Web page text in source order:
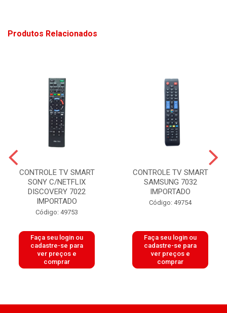
Produtos Relacionados
CONTROLE TV SMART
SONY C/NETFLIX
DISCOVERY 7022
IMPORTADO
Código: 49753
Faça seu login ou
cadastre-se para
ver preços e
comprar
CONTROLE TV SMART
SAMSUNG 7032
IMPORTADO
Código: 49754
Faça seu login ou
cadastre-se para
ver preços e
comprar